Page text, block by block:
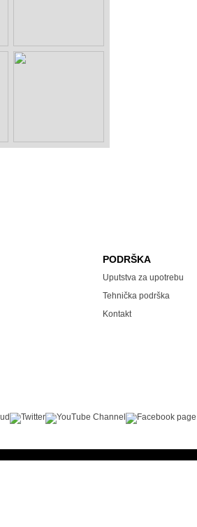
PODRŠKA
Uputstva za upotrebu
Tehnička podrška
Kontakt